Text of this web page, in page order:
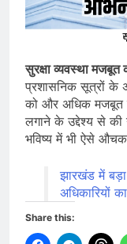
सुरक्षा व्यवस्था
प्रशासनिक सूत्रों के
को और अधिक मजबूत
लगाने के उद्देश्य से
भविष्य में भी ऐसे औचक
झारखंड में
अधिकारियों
Share this: